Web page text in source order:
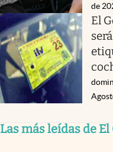
de
El
Las más leídas de